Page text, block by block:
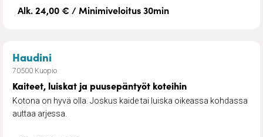
Alk. 24,00 € / Minimiveloitus 30min
Haudini
70500 Kuopio
Kaiteet, luiskat ja puusepäntyöt koteihin
Kotona on hyvä olla. Joskus kaide tai luiska oikeassa kohdassa
auttaa arjessa.